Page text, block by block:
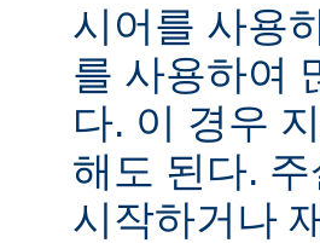
시어를 사용
를 사용하여
다. 이 경우
해도 된다.
시작하거나